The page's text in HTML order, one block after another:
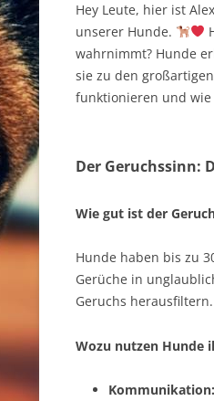
Hey Leute, hier ist
unserer Hunde.
wahrnimmt? Hunde
sie zu den
funktionieren und
Der Geruchssinn:
Wie gut ist der
Hunde haben bis zu
Gerüche in
Geruchs herausfiltern.
Wozu nutzen Hunde
Kommunikation: